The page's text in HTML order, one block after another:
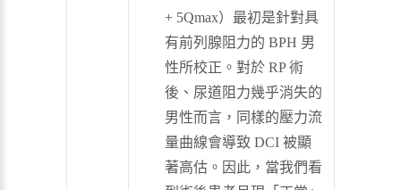
+ 5Qmax）最初是針對具
有前列腺阻力的 BPH 男
性所校正。對於 RP 術
後、尿道阻力幾乎消失的
男性而言，同樣的壓力流
量曲線會導致 DCI 被顯
著高估。因此，當我們看